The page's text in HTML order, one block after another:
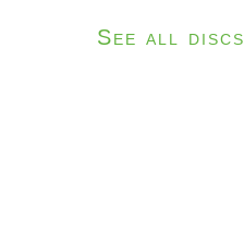
See all discs